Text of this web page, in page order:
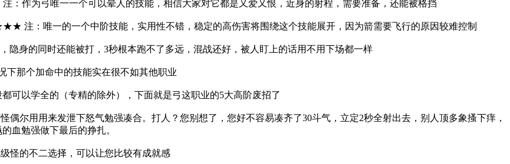
唯一一个可以晕人的技能，相信大家对它都是又爱又恨，近身的射程，需要准备，还能被格挡
的一个中阶技能，实用性不错，稳定的高伤害将围绕这个技能展开，因为箭需要飞行的原因较难控制
身的同时还能被打，3秒根本跑不了多远，混战还好，被人盯上的话用不用下场都一样
那个加命中的技能实在很不如其他职业
以学全的（专精的除外），下面就是弓这职业的5大高阶废招了
用来发泄下怒气勉强凑合。打人？您别想了，您好不容易凑齐了30斗气，立定2秒全射出去，别人顶多象搔下痒，
血勉强做下最后的挣扎。
的不二选择，可以让您比较有成就感